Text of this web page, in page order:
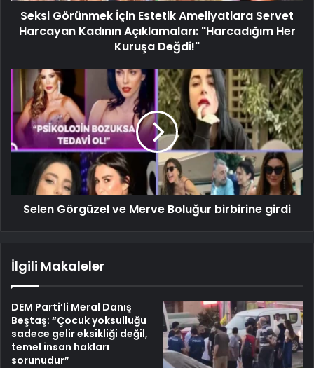
Seksi Görünmek İçin Estetik Ameliyatlara Servet
Harcayan Kadının Açıklamaları: "Harcadığım Her
Kuruşa Değdi!"
Selen Görgüzel ve Merve Boluğur birbirine girdi
İlgili Makaleler
DEM Parti’li Meral Danış
Beştaş: “Çocuk yoksulluğu
sadece gelir eksikliği değil,
temel insan hakları
sorunudur”